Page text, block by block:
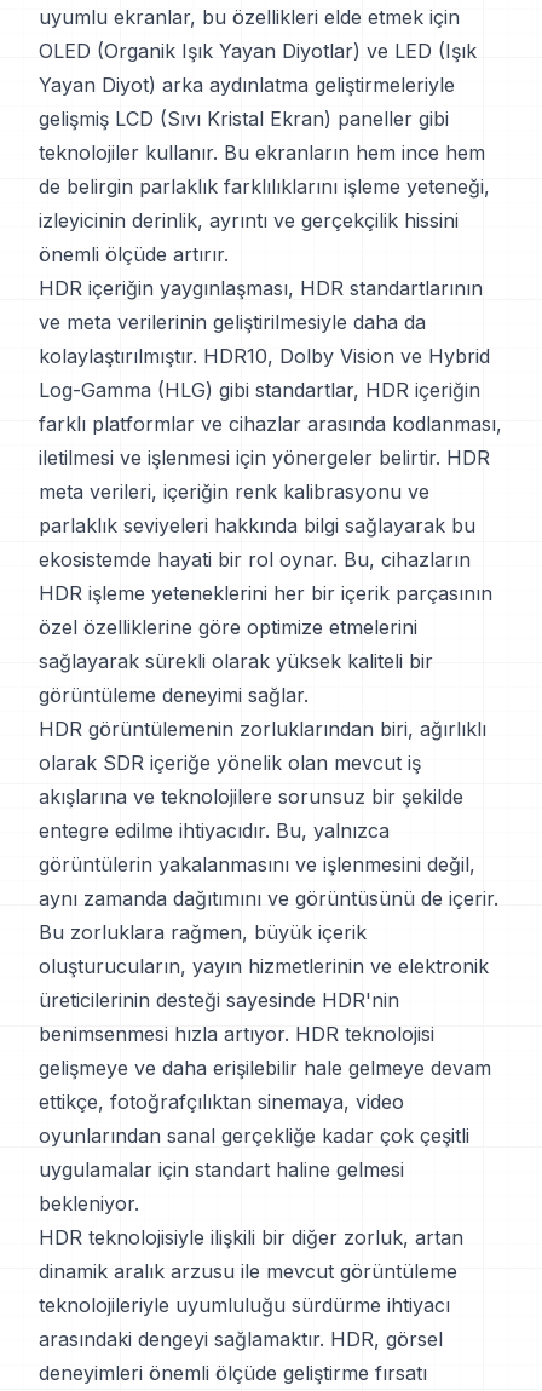
uyumlu ekranlar, bu özellikleri elde etmek için
OLED (Organik Işık Yayan Diyotlar) ve LED (Işık
Yayan Diyot) arka aydınlatma geliştirmeleriyle
gelişmiş LCD (Sıvı Kristal Ekran) paneller gibi
teknolojiler kullanır. Bu ekranların hem ince hem
de belirgin parlaklık farklılıklarını işleme yeteneği,
izleyicinin derinlik, ayrıntı ve gerçekçilik hissini
önemli ölçüde artırır.
HDR içeriğin yaygınlaşması, HDR standartlarının
ve meta verilerinin geliştirilmesiyle daha da
kolaylaştırılmıştır. HDR10, Dolby Vision ve Hybrid
Log-Gamma (HLG) gibi standartlar, HDR içeriğin
farklı platformlar ve cihazlar arasında kodlanması,
iletilmesi ve işlenmesi için yönergeler belirtir. HDR
meta verileri, içeriğin renk kalibrasyonu ve
parlaklık seviyeleri hakkında bilgi sağlayarak bu
ekosistemde hayati bir rol oynar. Bu, cihazların
HDR işleme yeteneklerini her bir içerik parçasının
özel özelliklerine göre optimize etmelerini
sağlayarak sürekli olarak yüksek kaliteli bir
görüntüleme deneyimi sağlar.
HDR görüntülemenin zorluklarından biri, ağırlıklı
olarak SDR içeriğe yönelik olan mevcut iş
akışlarına ve teknolojilere sorunsuz bir şekilde
entegre edilme ihtiyacıdır. Bu, yalnızca
görüntülerin yakalanmasını ve işlenmesini değil,
aynı zamanda dağıtımını ve görüntüsünü de içerir.
Bu zorluklara rağmen, büyük içerik
oluşturucuların, yayın hizmetlerinin ve elektronik
üreticilerinin desteği sayesinde HDR'nin
benimsenmesi hızla artıyor. HDR teknolojisi
gelişmeye ve daha erişilebilir hale gelmeye devam
ettikçe, fotoğrafçılıktan sinemaya, video
oyunlarından sanal gerçekliğe kadar çok çeşitli
uygulamalar için standart haline gelmesi
bekleniyor.
HDR teknolojisiyle ilişkili bir diğer zorluk, artan
dinamik aralık arzusu ile mevcut görüntüleme
teknolojileriyle uyumluluğu sürdürme ihtiyacı
arasındaki dengeyi sağlamaktır. HDR, görsel
deneyimleri önemli ölçüde geliştirme fırsatı